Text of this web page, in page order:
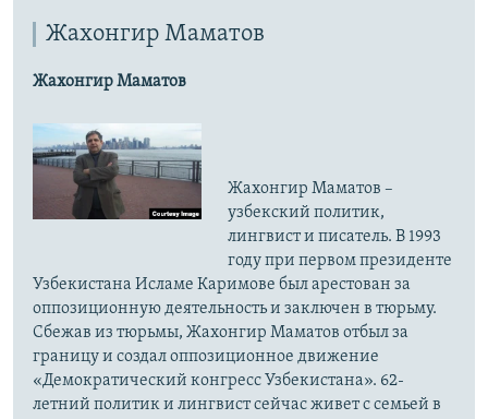
Жахонгир Маматов
Жахонгир Маматов
Жахонгир Маматов –
узбекский политик,
лингвист и писатель. В 1993
году при первом президенте
Узбекистана Исламе Каримове был арестован за
оппозиционную деятельность и заключен в тюрьму.
Сбежав из тюрьмы, Жахонгир Маматов отбыл за
границу и создал оппозиционное движение
«Демократический конгресс Узбекистана». 62-
летний политик и лингвист сейчас живет с семьей в